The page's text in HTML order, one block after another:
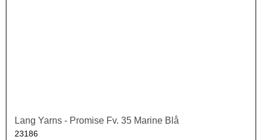
Lang Yarns - Promise Fv. 35 Marine Blå
23186